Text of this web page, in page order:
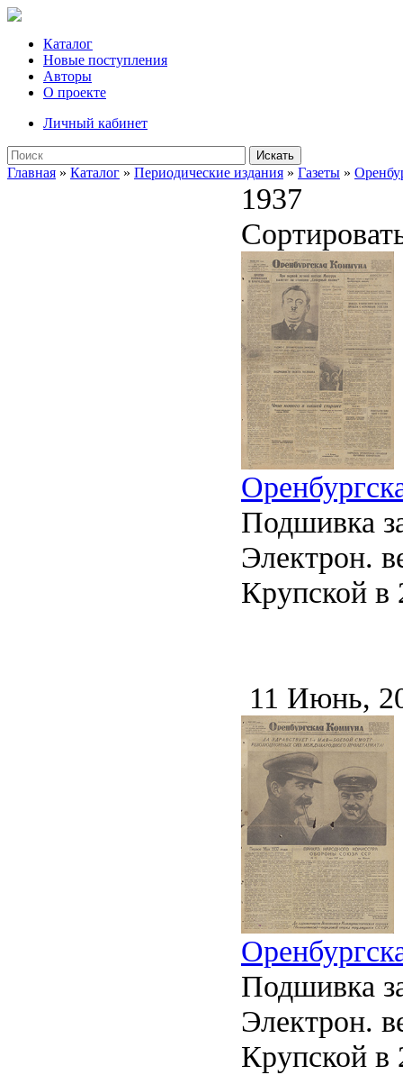
Каталог
Новые поступления
Авторы
О проекте
Личный кабинет
Искать
Главная » Каталог » Периодические издания » Газеты »
1937
Подшивка
Электрон.
Крупской в
11 Июнь,
Подшивка
Электрон.
Крупской в